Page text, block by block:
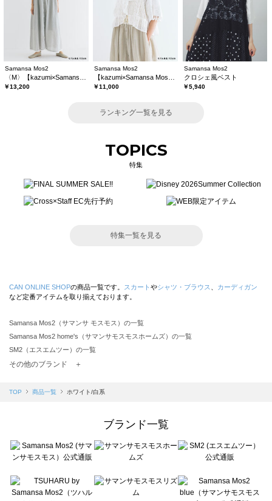
Samansa Mos2
￥13,200
Samansa Mos2
￥11,000
Samansa Mos2
クロシェ風ベスト
￥5,940
ランキング一覧を見る
TOPICS
特集
特集一覧を見る
CAN ONLINE SHOPの商品一覧です。 スカート やシャツ・ブラウス
カーディガン
など定番アイテムを取り揃えております。
Samansa Mos2（サマンサ モスモス）の一覧
Samansa Mos2 home's（サマンサモスモスホームズ）の一覧
SM2（エスエムツー）の一覧
TSUHARU by Samansa Mos2（ツハルバイサマンサモスモス）の一覧
Samansa Mos2 blue（サマンサモスモス ブルー）の一覧
Te chichi（テチチ）の一覧
Te chichi CLASSIC（テチチ クラシック）の一覧
Lugnoncure（ルノンキュール）の一覧
BETTY'S BLUE（べティーズブルー）の一覧
その他のブランド ＋
TOP 商品一覧 ホワイト/白系
ブランド一覧